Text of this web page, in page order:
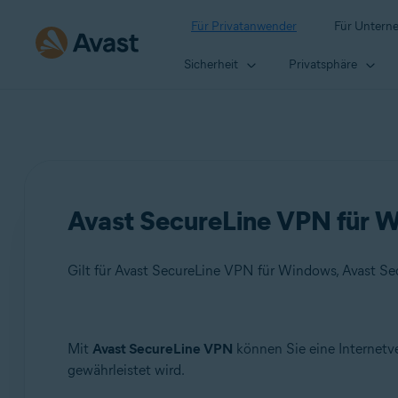
Für Privatanwender Für
Sicherheit Privatsphäre
Avast SecureLine VPN für
Gilt für Avast SecureLine VPN für Windows, Avast
Produkte:
Avast SecureLine VPN 5.x für Windows
Mit Avast SecureLine VPN können Sie eine
gewährleistet wird.